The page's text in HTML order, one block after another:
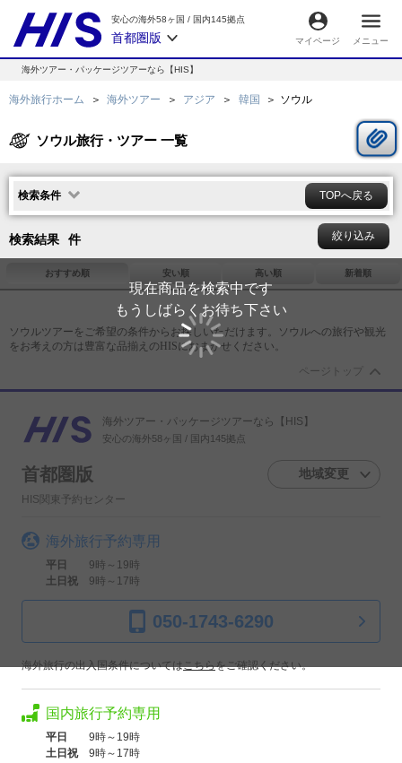
安心の海外58ヶ国 / 国内145拠点
首都圏版 マイページ メニュー
海外ツアー・パッケージツアーなら【HIS】
海外旅行ホーム 海外ツアー アジア 韓国 ソウル
ソウル旅行・ツアー 一覧
ソウルツアーをご希望の条件からお探しいただけます。 ソウルへの旅行や観光
をお考えの方は豊富な品揃えのHISにおまかせください。
検索条件 TOPへ戻る
検索結果 件 絞り込み
おすすめ順 安い順 高い順 新着順
現在商品を検索中です
もうしばらくお待ち下さい
海外ツアー・パッケージツアーなら【HIS】
安心の海外58ヶ国 / 国内145拠点
首都圏版 地域変更
HIS関東予約センター
海外旅行予約専用
平日
9時～19時
土日祝
9時～17時
050-1743-6290
海外旅行の出入国条件についてはこちらをご確認ください。
国内旅行予約専用
平日
9時～19時
土日祝
9時～17時
ページトップ